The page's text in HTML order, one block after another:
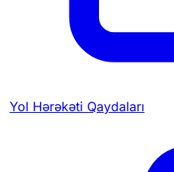
Yol Hərəkəti Qaydaları